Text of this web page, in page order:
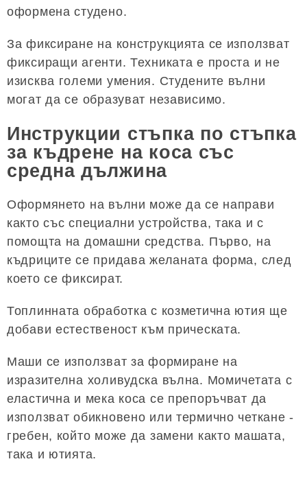
оформена студено.
За фиксиране на конструкцията се използват
фиксиращи агенти. Техниката е проста и не
изисква големи умения. Студените вълни
могат да се образуват независимо.
Инструкции стъпка по стъпка
за къдрене на коса със
средна дължина
Оформянето на вълни може да се направи
както със специални устройства, така и с
помощта на домашни средства. Първо, на
къдриците се придава желаната форма, след
което се фиксират.
Топлинната обработка с козметична ютия ще
добави естественост към прическата.
Маши се използват за формиране на
изразителна холивудска вълна. Момичетата с
еластична и мека коса се препоръчват да
използват обикновено или термично четкане -
гребен, който може да замени както машата,
така и ютията.